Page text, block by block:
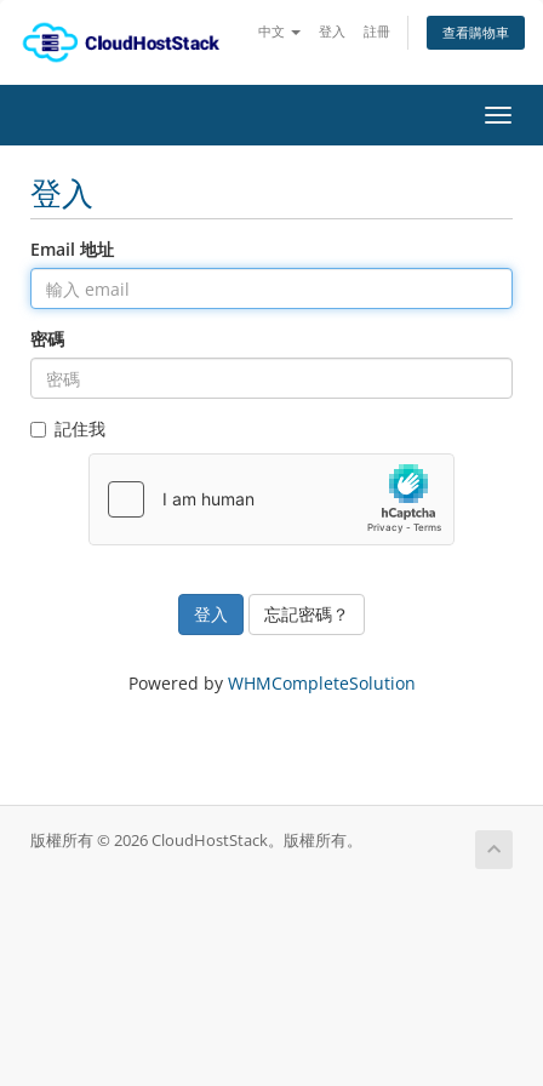
中文 登入 註冊 查看購物車
切
換
登入
Email 地址
密碼
記住我
忘記密碼？
Powered by WHMCompleteSolution
版權所有 © 2026 CloudHostStack。版權所有。